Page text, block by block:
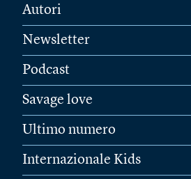
Autori
Newsletter
Podcast
Savage love
Ultimo numero
Internazionale Kids